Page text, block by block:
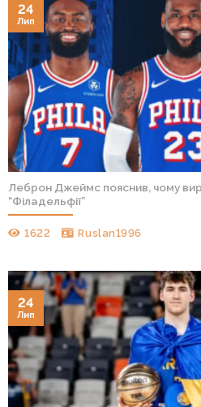
Леброн Джеймс пояснив, чому
“Філадельфії”
1622 Ruslan1996
24
Лип
24
Лип